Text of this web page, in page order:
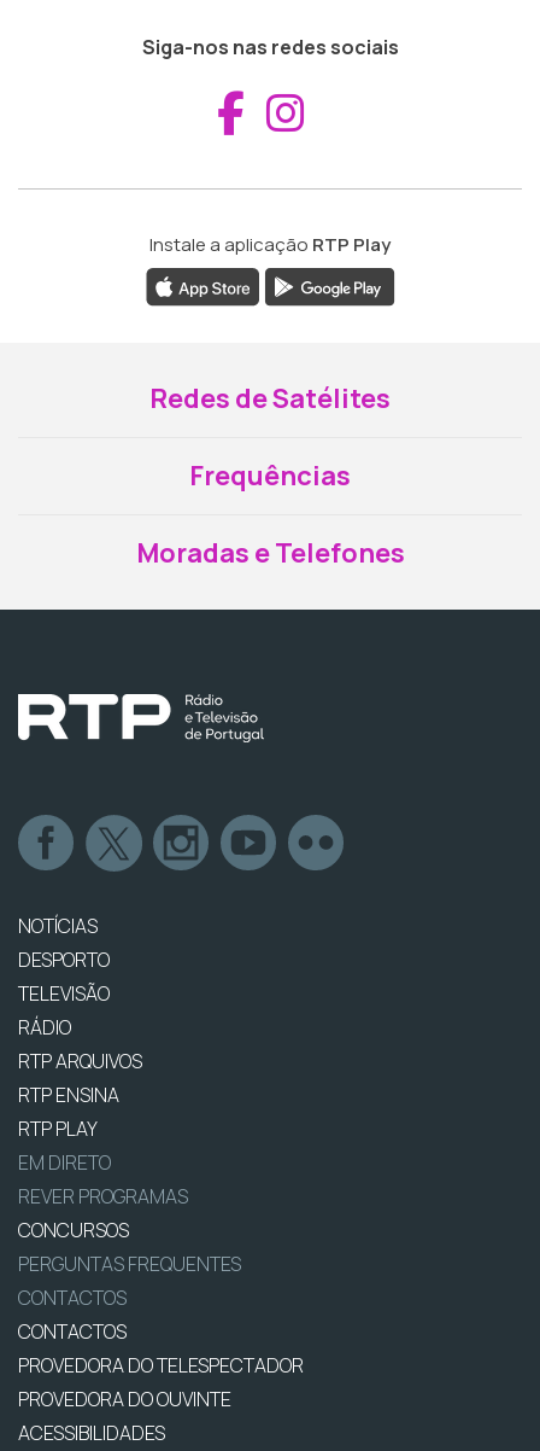
Siga-nos nas redes sociais
Aceder ao
Instale a aplicação RTP Play
Redes de Satélites
Frequências
Moradas e Telefones
NOTÍCIAS
DESPORTO
TELEVISÃO
RÁDIO
RTP ARQUIVOS
RTP ENSINA
RTP PLAY
EM DIRETO
REVER PROGRAMAS
CONCURSOS
PERGUNTAS FREQUENTES
CONTACTOS
CONTACTOS
PROVEDORA DO TELESPECTADOR
PROVEDORA DO OUVINTE
ACESSIBILIDADES